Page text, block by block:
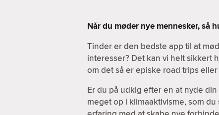
Når du møder nye mennesker, så
Tinder er den bedste app til at
interesser? Det kan vi helt sikkert
om det så er episke road trips
Er du på udkig efter en at nyde
meget op i klimaaktivisme, som